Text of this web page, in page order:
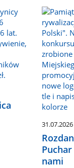
31.07.2026
nami